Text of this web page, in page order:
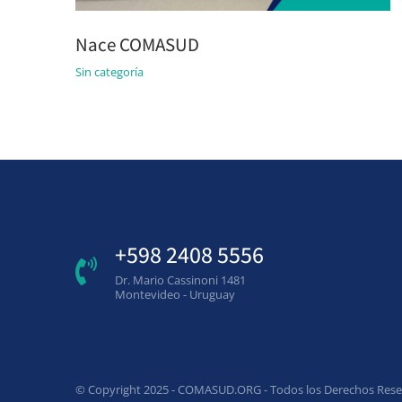
Nace COMASUD
Sin categoría
+598 2408 5556
Dr. Mario Cassinoni 1481
Montevideo - Uruguay
© Copyright 2025 - COMASUD.ORG - Todos los Derechos